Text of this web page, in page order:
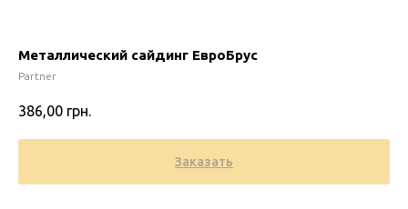
Металлический сайдинг ЕвроБрус
Partner
386,00 грн.
Заказать